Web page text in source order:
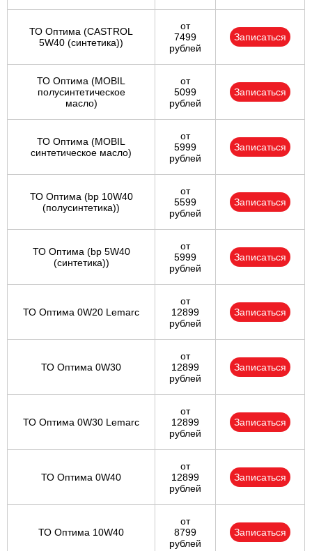
ТО Оптима (CASTROL
5W40 (синтетика))
от
7499
рублей
Записаться
ТО Оптима (MOBIL
полусинтетическое
масло)
от
5099
рублей
Записаться
ТО Оптима (MOBIL
синтетическое масло)
от
5999
рублей
Записаться
ТО Оптима (bp 10W40
(полусинтетика))
от
5599
рублей
Записаться
ТО Оптима (bp 5W40
(синтетика))
от
5999
рублей
Записаться
ТО Оптима 0W20 Lemarc
от
12899
рублей
Записаться
ТО Оптима 0W30
от
12899
рублей
Записаться
ТО Оптима 0W30 Lemarc
от
12899
рублей
Записаться
ТО Оптима 0W40
от
12899
рублей
Записаться
ТО Оптима 10W40
от
8799
рублей
Записаться